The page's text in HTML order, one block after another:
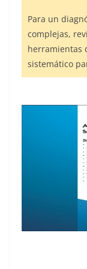
Para un
complejas,
herramientas
sistemático